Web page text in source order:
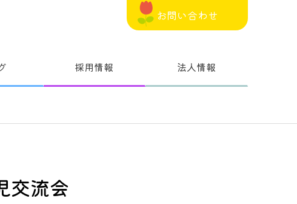
お問い合わせ
採用情報 法人情報
流会